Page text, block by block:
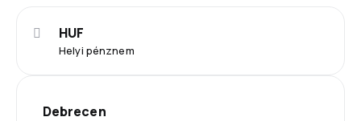
Helyi pénznem
HUF
Debrecen